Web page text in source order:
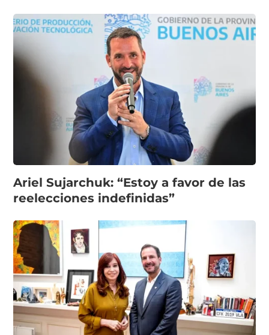
Ariel Sujarchuk: “Estoy a favor de las
reelecciones indefinidas”